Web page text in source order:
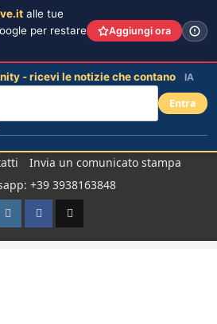
Invia un comunicato stampa
+39 3938163848
InstagramFacebook
TikTok
alle tue
per restare
Aggiungi ora
- ricevi le notizie che contano IA
Entra